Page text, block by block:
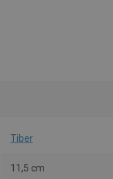
Tiber
11,5 cm